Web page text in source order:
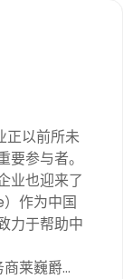
正以前所未
参与者。
业也迎来了
作为中国
力于帮助中
莱巍爵...